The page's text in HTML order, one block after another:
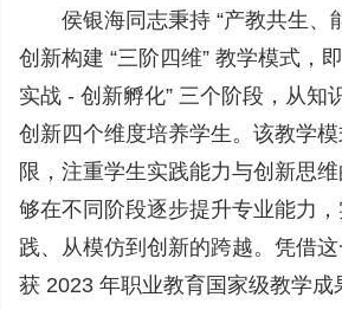
侯银海同志秉持 “产教共生、
创新构建 “三阶四维” 教学模式，
实战 - 创新孵化” 三个阶段，从知
创新四个维度培养学生。该教学
限，注重学生实践能力与创新思
够在不同阶段逐步提升专业能力
践、从模仿到创新的跨越。凭借
获 2023 年职业教育国家级教学成